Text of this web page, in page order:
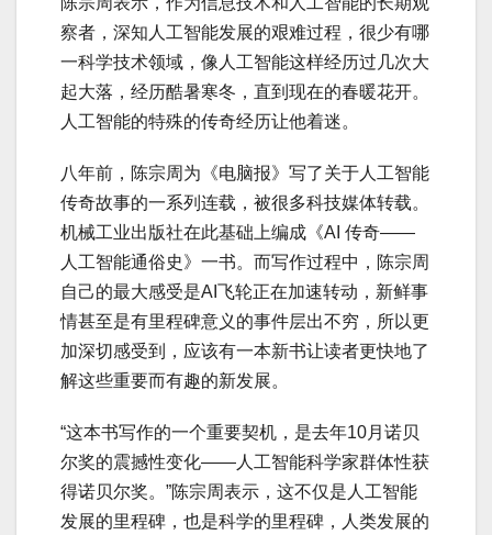
察者，深知人工智能发展的艰难过程，很少有哪
一科学技术领域，像人工智能这样经历过几次大
起大落，经历酷暑寒冬，直到现在的春暖花开。
人工智能的特殊的传奇经历让他着迷。
八年前，陈宗周为《电脑报》写了关于人工智能
传奇故事的一系列连载，被很多科技媒体转载。
机械工业出版社在此基础上编成《AI 传奇——
人工智能通俗史》一书。而写作过程中，陈宗周
自己的最大感受是AI飞轮正在加速转动，新鲜事
情甚至是有里程碑意义的事件层出不穷，所以更
加深切感受到，应该有一本新书让读者更快地了
解这些重要而有趣的新发展。
“这本书写作的一个重要契机，是去年10月诺贝
尔奖的震撼性变化——人工智能科学家群体性获
得诺贝尔奖。”陈宗周表示，这不仅是人工智能
发展的里程碑，也是科学的里程碑，人类发展的